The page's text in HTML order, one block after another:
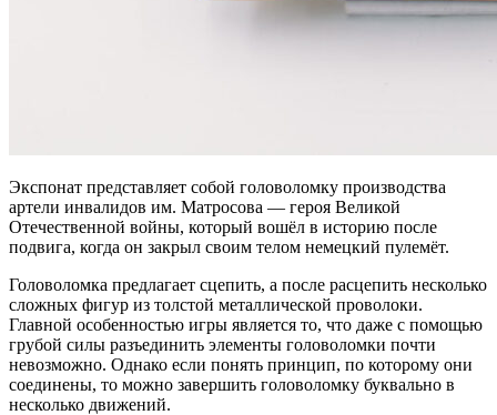
Экспонат представляет собой головоломку производства
артели инвалидов им. Матросова — героя Великой
Отечественной войны, который вошёл в историю после
подвига, когда он закрыл своим телом немецкий пулемёт.
Головоломка предлагает сцепить, а после расцепить несколько
сложных фигур из толстой металлической проволоки.
Главной особенностью игры является то, что даже с помощью
грубой силы разъединить элементы головоломки почти
невозможно. Однако если понять принцип, по которому они
соединены, то можно завершить головоломку буквально в
несколько движений.